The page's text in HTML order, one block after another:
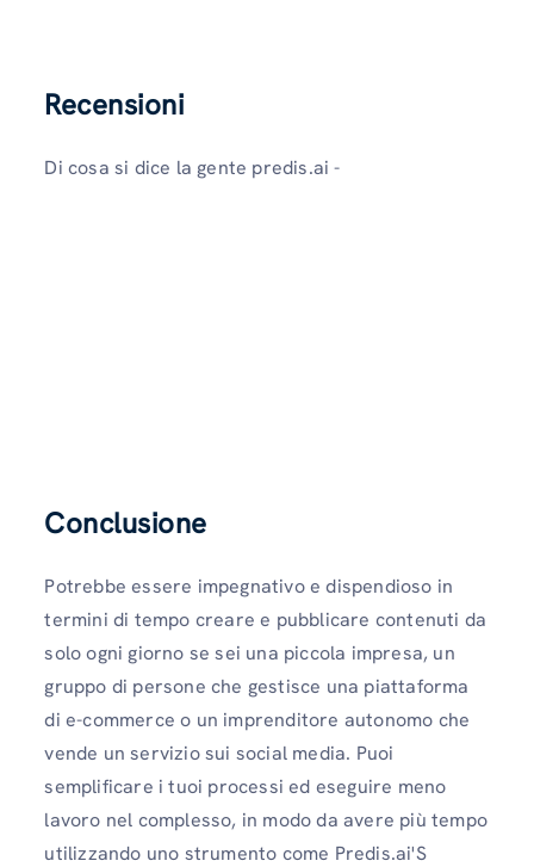
Recensioni
Di cosa si dice la gente predis.ai -
Conclusione
Potrebbe essere impegnativo e dispendioso in
termini di tempo creare e pubblicare contenuti da
solo ogni giorno se sei una piccola impresa, un
gruppo di persone che gestisce una piattaforma
di e-commerce o un imprenditore autonomo che
vende un servizio sui social media. Puoi
semplificare i tuoi processi ed eseguire meno
lavoro nel complesso, in modo da avere più tempo
utilizzando uno strumento come Predis.ai'S